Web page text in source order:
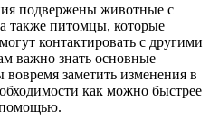
подвержены животные с
также питомцы, которые
контактировать с другими
важно знать основные
заметить изменения в
как можно быстрее
помощью.